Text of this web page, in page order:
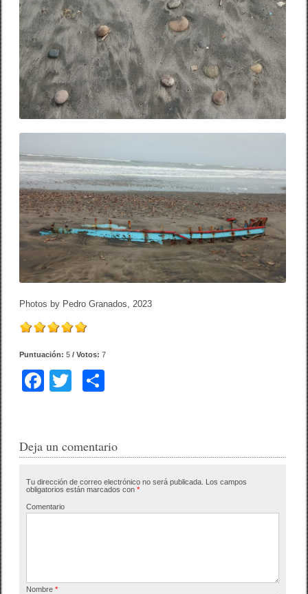
Photos by Pedro Granados, 2023
Puntuación:5 / Votos:7
F
e
o
o
er p
tir
Deja un comentario
Tu dirección de correo electrónico no será publicada. Los campos
obligatorios están marcados con*
Comentario
Nombre*